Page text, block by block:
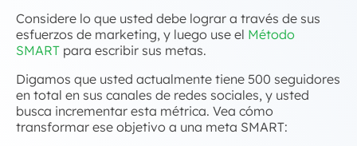
Considere lo que usted debe lograr a través de sus
esfuerzos de marketing, y luego use el Método
SMART para escribir sus metas.
Digamos que usted actualmente tiene 500 seguidores
en total en sus canales de redes sociales, y usted
busca incrementar esta métrica. Vea cómo
transformar ese objetivo a una meta SMART: